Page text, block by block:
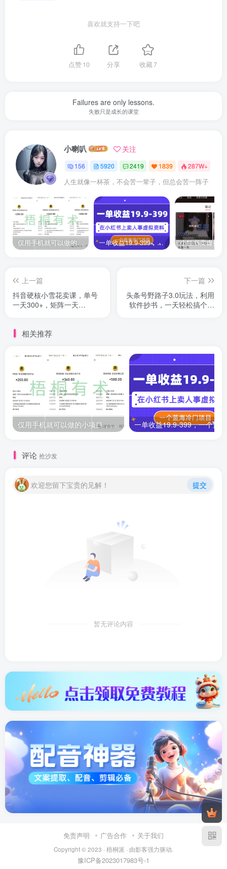
喜欢就支持一下吧
点赞10 分享 收藏7
Failures are only lessons.
失败只是成长的课堂
小喇叭 关注
156 5920 2419 1839 287W+
人生就像一杯茶，不会苦一辈子，但总会苦一阵子
仅用手机就可以做的小项目，当天就能见钱，每天100-300 一单收益19.9-399，一个蓝海冷门项目，在小红书上卖人事虚拟资料
上一篇
抖音硬核小雪花卖课，单号
一天300+，矩阵一天
下一篇
头条号野路子3.0玩法，利用
软件抄书，一天轻松搞个两
相关推荐
仅用手机就可以做的小项目，当天就能见钱，每天100-300
评论 抢沙发
欢迎您留下宝贵的见解！ 提交
暂无评论内容
免责声明 广告合作 关于我们
Copyright © 2023 · 梧桐派 · 由影客强力驱动.
豫ICP备2023017983号-1